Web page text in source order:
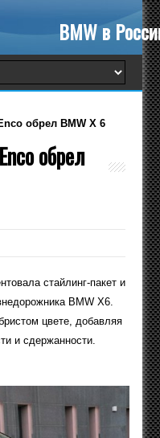
BMW в
обрел BMW X 6
обрел
стайлинг-пакет и
BMW X6.
цвете, добавляя
и сдержанности.